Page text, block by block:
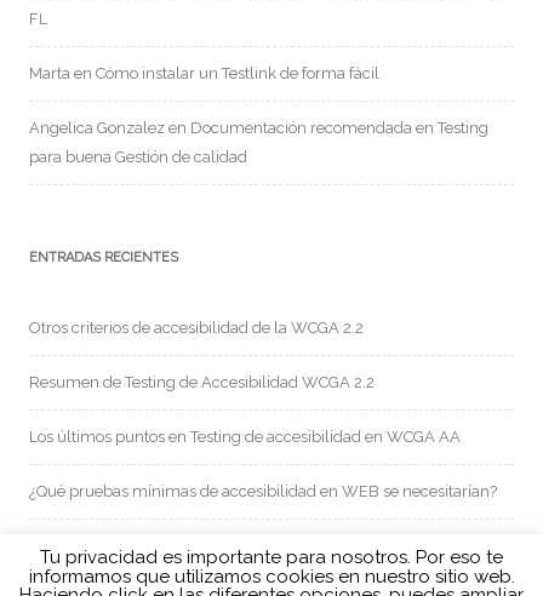
FL
Marta en Cómo instalar un Testlink de forma fácil
Angelica Gonzalez en Documentación recomendada en Testing
para buena Gestión de calidad
ENTRADAS RECIENTES
Otros criterios de accesibilidad de la WCGA 2.2
Resumen de Testing de Accesibilidad WCGA 2.2
Los últimos puntos en Testing de accesibilidad en WCGA AA
¿Qué pruebas mínimas de accesibilidad en WEB se necesitarían?
Tu privacidad es importante para nosotros. Por eso te
informamos que utilizamos cookies en nuestro sitio web.